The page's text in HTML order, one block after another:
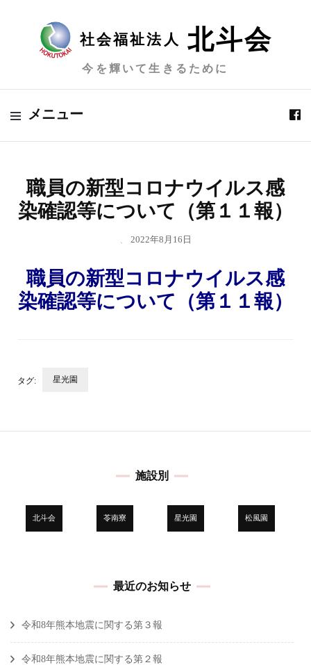
社会福祉法人 北斗会
今を輝いて生きるために
メニュー
職員の新型コロナウイルス感
染確認等について（第１１報）
2022年8月16日
職員の新型コロナウイルス感
染確認等について（第１１報）
タグ: 星光園
ー
シ
施設別
北斗会 苓南寮 星光園 松風園
最近のお知らせ
令和8年熊本地震に関する第３報
令和8年熊本地震に関する第２報